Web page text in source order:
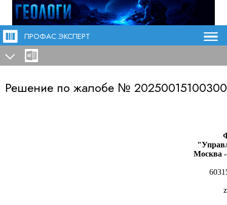
ПРОФАС.ЭКСПЕРТ
Решение по жалобе №
Москва